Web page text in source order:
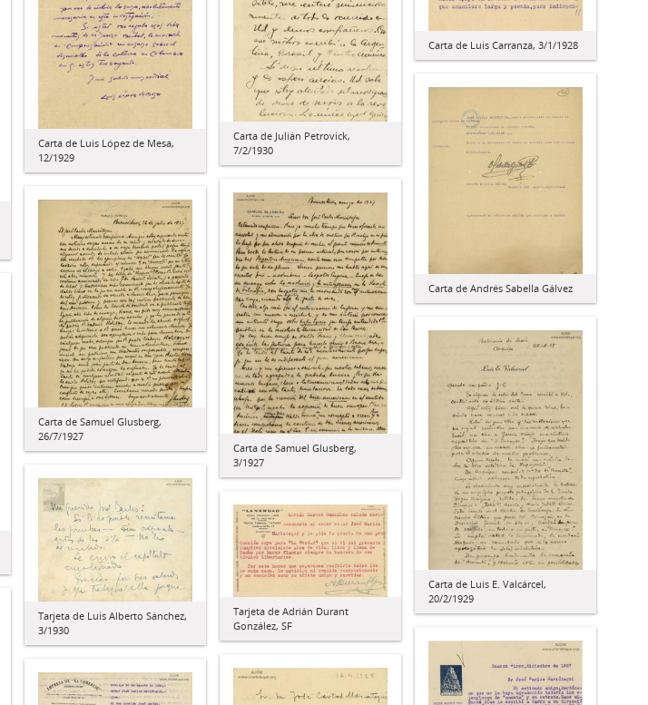
Carta de Luis Carranza, 3/1/1928
Carta de Luis López de Mesa,
12/1929
Carta de Julián Petrovick,
7/2/1930
Carta de Andrés Sabella Gálvez
Carta de Samuel Glusberg,
3/1927
Carta de Samuel Glusberg,
26/7/1927
Carta de Luis E. Valcárcel,
20/2/1929
Tarjeta de Luis Alberto Sánchez,
3/1930
Tarjeta de Adrián Durant
González, SF